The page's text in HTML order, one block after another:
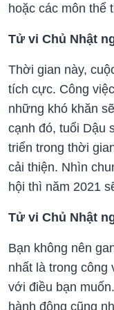
hoặc các môn thể
Tử vi Chủ Nhật
Thời gian này,
tích cực. Công
những khó khăn
cạnh đó, tuổi Dậu
triển trong thời
cải thiện. Nhìn
hội thì năm 2021
Tử vi Chủ Nhật
Bạn không nên
nhất là trong
với điều bạn
hành động cũng